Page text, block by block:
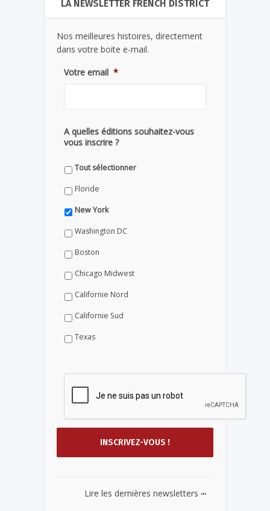
LA NEWSLETTER FRENCH DISTRICT
Nos meilleures histoires, directement
dans votre boite e-mail.
Votre email *
A quelles éditions souhaitez-vous
vous inscrire ?
Tout sélectionner
Floride
New York
Washington DC
Boston
Chicago Midwest
Californie Nord
Californie Sud
Texas
Lire les dernières newsletters ...